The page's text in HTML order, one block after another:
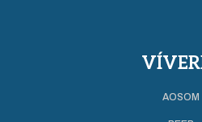
AOSOM